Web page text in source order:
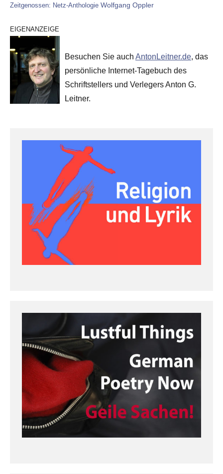
Zeitgenossen: Netz-Anthologie Wolfgang Oppler
EIGENANZEIGE
Besuchen Sie auch AntonLeitner.de, das
persönliche Internet-Tagebuch des
Schriftstellers und Verlegers Anton G.
Leitner.